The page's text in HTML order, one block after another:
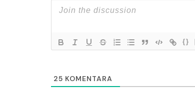
{}
25 KOMENTARA